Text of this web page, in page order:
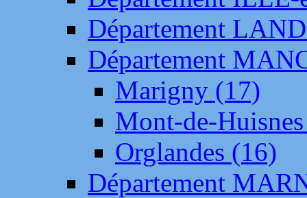
Département
Département
Marigny (17)
Mont-de-
Orglandes (16)
Département